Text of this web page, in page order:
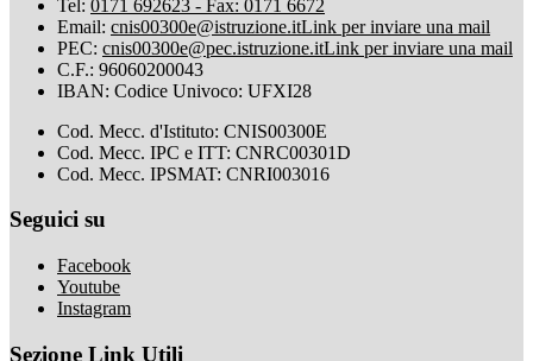
Tel: 0171 692623 - Fax: 0171 6672
Email: cnis00300e@istruzione.itLink per inviare una mail
PEC: cnis00300e@pec.istruzione.itLink per inviare una mail
C.F.: 96060200043
IBAN: Codice Univoco: UFXI28
Cod. Mecc. d'Istituto: CNIS00300E
Cod. Mecc. IPC e ITT: CNRC00301D
Cod. Mecc. IPSMAT: CNRI003016
Seguici su
Facebook
Youtube
Instagram
Sezione Link Utili